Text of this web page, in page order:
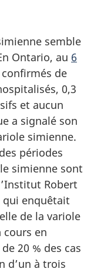
semble
Ontario, au 6
confirmés de
0,3
et aucun
a signalé son
simienne.
périodes
simienne sont
Robert
qui enquêtait
de la variole
cours en
20 % des cas
d’un à trois